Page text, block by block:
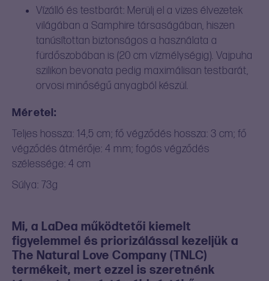
Vízálló és testbarát: Merülj el a vizes élvezetek
világában a Samphire társaságában, hiszen
tanúsítottan biztonságos a használata a
fürdőszobában is (20 cm vízmélységig). Vajpuha
szilikon bevonata pedig maximálisan testbarát,
orvosi minőségű anyagból készül.
Méretei:
Teljes hossza: 14,5 cm; fő végződés hossza: 3 cm; fő
végződés átmérője: 4 mm; fogós végződés
szélessége: 4 cm
Súlya: 73g
Mi, a LaDea működtetői kiemelt
figyelemmel és priorizálással kezeljük a
The Natural Love Company (TNLC)
termékeit, mert ezzel is szeretnénk